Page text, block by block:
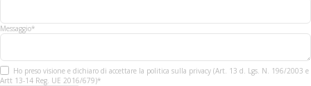
Messaggio*
Ho preso visione e dichiaro di accettare la politica sulla privacy (Art. 13 d. Lgs. N. 196/2003 e
Artt 13-14 Reg. UE 2016/679)*